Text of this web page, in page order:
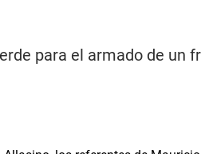
para el armado de